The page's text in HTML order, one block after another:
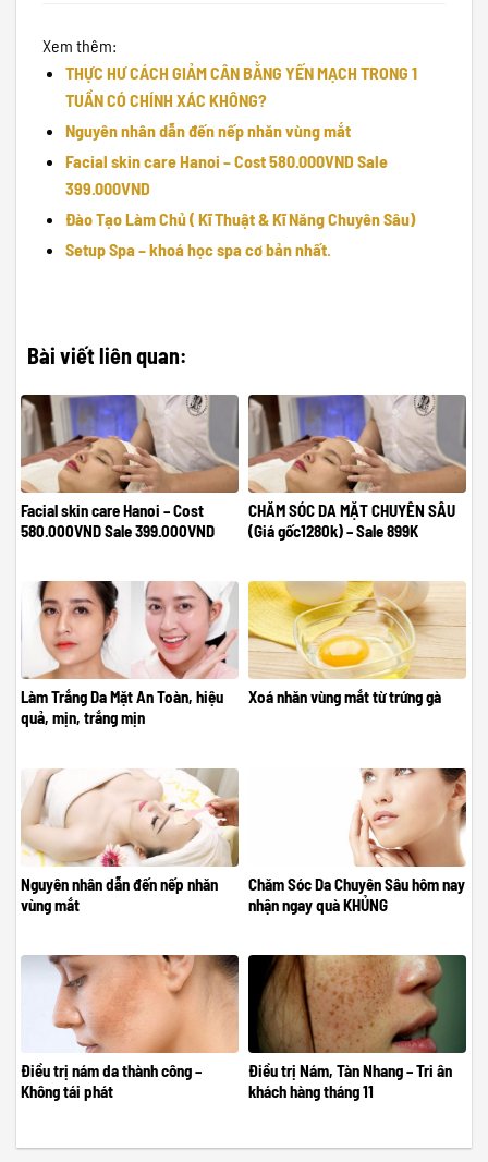
Xem thêm:
THỰC HƯ CÁCH GIẢM CÂN BẰNG YẾN MẠCH TRONG 1
TUẦN CÓ CHÍNH XÁC KHÔNG?
Nguyên nhân dẫn đến nếp nhăn vùng mắt
Facial skin care Hanoi – Cost 580.000VND Sale
399.000VND
Đào Tạo Làm Chủ ( Kĩ Thuật & Kĩ Năng Chuyên Sâu)
Setup Spa – khoá học spa cơ bản nhất.
Bài viết liên quan:
Facial skin care Hanoi – Cost
580.000VND Sale 399.000VND
CHĂM SÓC DA MẶT CHUYÊN SÂU
(Giá gốc1280k) – Sale 899K
Làm Trắng Da Mặt An Toàn, hiệu
quả, mịn, trắng mịn
Xoá nhăn vùng mắt từ trứng gà
Nguyên nhân dẫn đến nếp nhăn
vùng mắt
Chăm Sóc Da Chuyên Sâu hôm nay
nhận ngay quà KHỦNG
Điều trị nám da thành công –
Không tái phát
Điều trị Nám, Tàn Nhang – Tri ân
khách hàng tháng 11